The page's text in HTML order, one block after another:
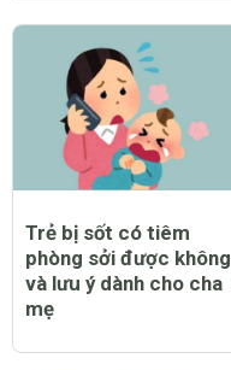
Trẻ bị sốt có tiêm
phòng sởi được không
và lưu ý dành cho cha
mẹ